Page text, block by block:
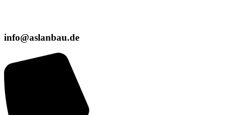
info@aslanbau.de